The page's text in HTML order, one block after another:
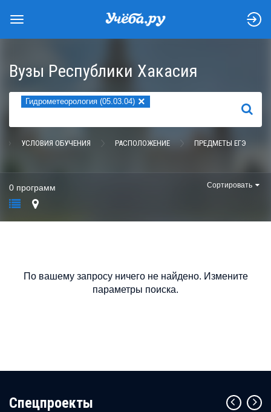
Вузы Республики Хакасия
Гидрометеорология (05.03.04) ×
НАЙТИ
УСЛОВИЯ ОБУЧЕНИЯ РАСПОЛОЖЕНИЕ ПРЕДМЕТЫ ЕГЭ
0 программ Сортировать
По вашему запросу ничего не найдено. Измените
параметры поиска.
Cпецпроекты